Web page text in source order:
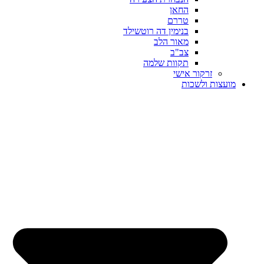
החאן
טררם
בנימין דה רוטשילד
מאור הלב
צב"ב
תקוות שלמה
זרקור אישי
מועצות ולשכות